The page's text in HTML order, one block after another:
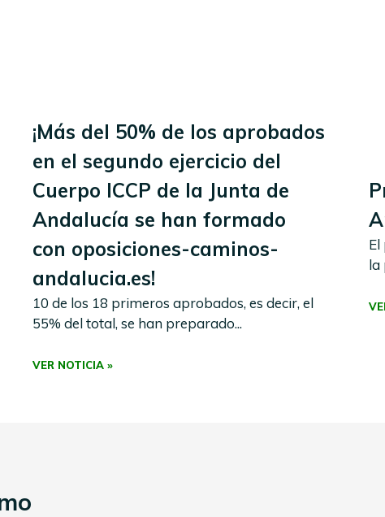
¡Más del 50% de los aprobados
en el segundo ejercicio del
Cuerpo ICCP de la Junta de
Andalucía se han formado
con oposiciones-caminos-
andalucia.es!
10 de los 18 primeros aprobados, es decir, el
55% del total, se han preparado...
VER NOTICIA »
la